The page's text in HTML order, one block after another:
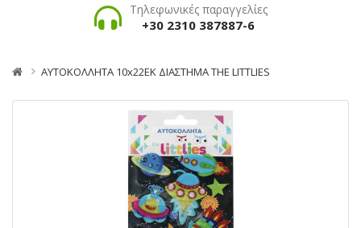
Τηλεφωνικές παραγγελίες
+30 2310 387887-6
ΑΥΤΟΚΟΛΛΗΤΑ 10x22EK ΔΙΑΣΤΗΜΑ THE LITTLIES